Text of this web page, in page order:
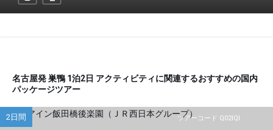
名古屋発 巣鴨 1泊2日 アクティビティに関連するおすすめの国内
パッケージツアー
ツアーコード Q02IQI
2日間